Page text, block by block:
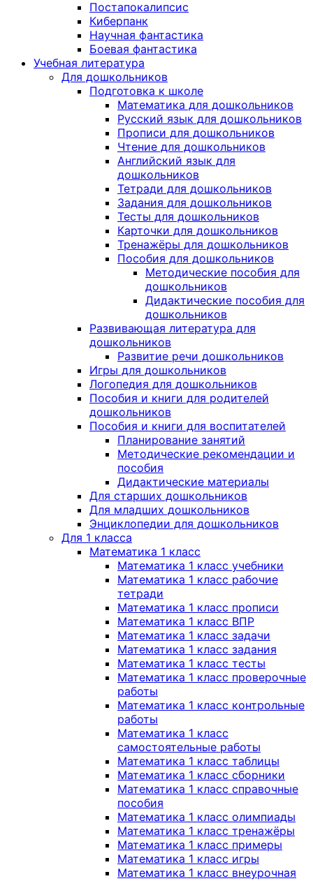
Постапокалипсис
Киберпанк
Научная фантастика
Боевая фантастика
Учебная литература
Для дошкольников
Подготовка к школе
Математика для дошкольников
Русский язык для дошкольников
Прописи для дошкольников
Чтение для дошкольников
Английский язык для
дошкольников
Тетради для дошкольников
Задания для дошкольников
Тесты для дошкольников
Карточки для дошкольников
Тренажёры для дошкольников
Пособия для дошкольников
Методические пособия для
дошкольников
Дидактические пособия для
дошкольников
Развивающая литература для
дошкольников
Развитие речи дошкольников
Игры для дошкольников
Логопедия для дошкольников
Пособия и книги для родителей
дошкольников
Пособия и книги для воспитателей
Планирование занятий
Методические рекомендации и
пособия
Дидактические материалы
Для старших дошкольников
Для младших дошкольников
Энциклопедии для дошкольников
Для 1 класса
Математика 1 класс
Математика 1 класс учебники
Математика 1 класс рабочие
тетради
Математика 1 класс прописи
Математика 1 класс ВПР
Математика 1 класс задачи
Математика 1 класс задания
Математика 1 класс тесты
Математика 1 класс проверочные
работы
Математика 1 класс контрольные
работы
Математика 1 класс
самостоятельные работы
Математика 1 класс таблицы
Математика 1 класс сборники
Математика 1 класс справочные
пособия
Математика 1 класс олимпиады
Математика 1 класс тренажёры
Математика 1 класс примеры
Математика 1 класс игры
Математика 1 класс внеурочная